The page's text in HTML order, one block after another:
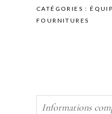
-
T426
quantity
CATÉGORIES :
FOURNITURES
Informations